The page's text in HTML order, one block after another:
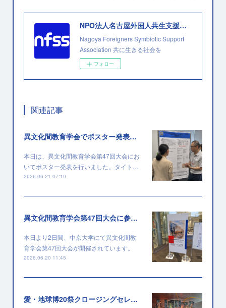
NPO法人名古屋外国人共生支援協会
Nagoya Foreigners Symbiotic Support
Association 共に生きる社会を
フォロー
関連記事
異文化間教育学会でポスター発表を行いました
本日は、異文化間教育学会第47回大会にお
いてポスター発表を行いました。タイト…
2026.06.21 07:10
異文化間教育学会第47回大会に参加しています
本日より2日間、中京大学にて異文化間教
育学会第47回大会が開催されています。
2026.06.20 11:45
愛・地球博20祭クロージングセレモニー